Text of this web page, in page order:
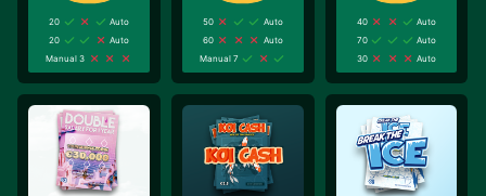
20
Auto
20
Auto
Manual 3
50
Auto
60
Auto
Manual 7
40
Auto
70
Auto
30
Auto